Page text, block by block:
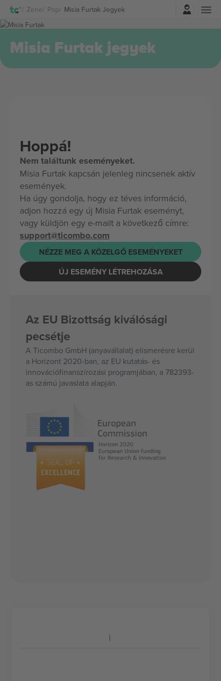
Zene Pop Misia Furtak Jegyek
Misia Furtak jegyek
Hoppá!
Nem találtunk eseményeket.
Misia Furtak kapcsán jelenleg nincsenek aktív
események.
Ha úgy gondolja, hogy ez téves információ,
adjon hozzá egy új Misia Furtak eseményt,
vagy küldjön egy e-mailt a következő címre:
support@ticombo.com
NÉZZE MEG A KÖZELGŐ ESEMÉNYEKET
ÚJ ESEMÉNY LÉTREHOZÁSA
Az EU Bizottság kiválósági
pecsétje
A Ticombo GmbH (anyavállalat) elismerésre kerül
a Horizont 2020-ban, az EU kutatás- és
innovációfinanszírozási programjában, a 782393-
as számú javaslata alapján.